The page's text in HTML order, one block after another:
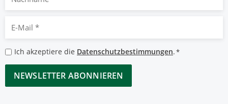
Mail
*
Datenschutzbestimmungen
*
Ich akzeptiere die Datenschutzbestimmungen.*
CAPTCHA